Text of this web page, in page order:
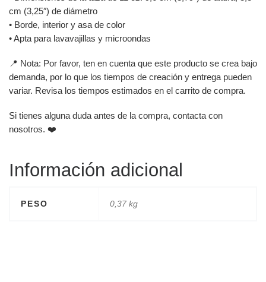
cm (3,25″) de diámetro
• Borde, interior y asa de color
• Apta para lavavajillas y microondas
📍 Nota: Por favor, ten en cuenta que este producto se crea bajo
demanda, por lo que los tiempos de creación y entrega pueden
variar. Revisa los tiempos estimados en el carrito de compra.
Si tienes alguna duda antes de la compra, contacta con
nosotros. ❤️
Información adicional
PESO 0,37 kg